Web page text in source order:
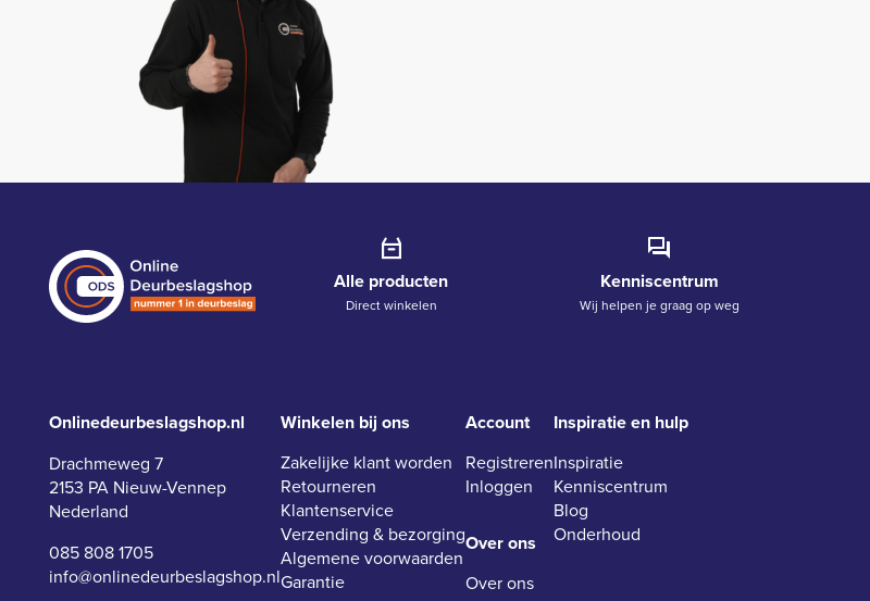
Alle producten
Direct winkelen
Kenniscentrum
Wij helpen je graag op weg
Onlinedeurbeslagshop.nl
Drachmeweg 7
2153 PA Nieuw-Vennep
Nederland
085 808 1705
info@onlinedeurbeslagshop.nl
Winkelen bij ons
Zakelijke klant worden
Retourneren
Klantenservice
Verzending & bezorging
Algemene voorwaarden
Garantie
Account
Registreren
Inloggen
Over ons
Over ons
Inspiratie en hulp
Inspiratie
Kenniscentrum
Blog
Onderhoud